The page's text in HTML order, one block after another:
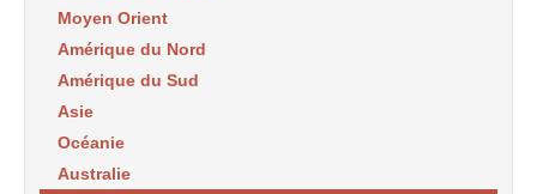
Moyen Orient
Amérique du Nord
Amérique du Sud
Asie
Océanie
Australie